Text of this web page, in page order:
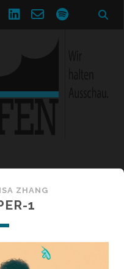
linkedin
email-spotify
ZHANG
1